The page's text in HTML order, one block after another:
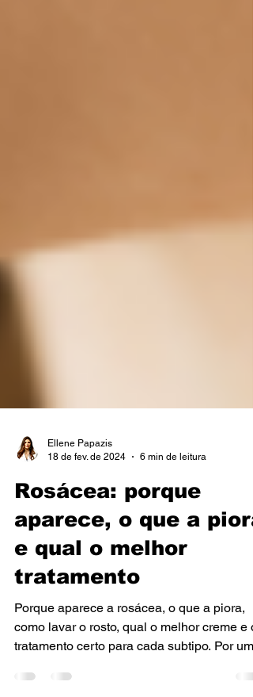
18 de fev. de 2024
6 min de leitura
Rosácea: porque
aparece, o que a piora
e qual o melhor
tratamento
Porque aparece a rosácea, o que a piora,